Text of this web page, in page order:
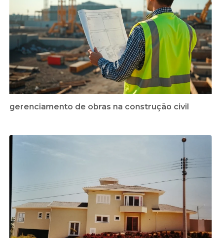
gerenciamento de obras na construção civil